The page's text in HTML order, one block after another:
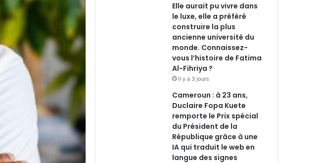
Elle aurait pu vivre dans
le luxe, elle a préféré
construire la plus
ancienne université du
monde. Connaissez-
vous l’histoire de Fatima
Al-Fihriya ?
il y a 3 jours
Cameroun : à 23 ans,
Duclaire Fopa Kuete
remporte le Prix spécial
du Président de la
République grâce à une
IA qui traduit le web en
langue des signes